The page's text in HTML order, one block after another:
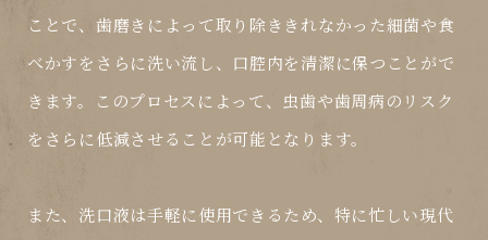
ことで、歯磨きによって取り除ききれなかった細菌や食
べかすをさらに洗い流し、口腔内を清潔に保つことがで
きます。このプロセスによって、虫歯や歯周病のリスク
をさらに低減させることが可能となります。
また、洗口液は手軽に使用できるため、特に忙しい現代